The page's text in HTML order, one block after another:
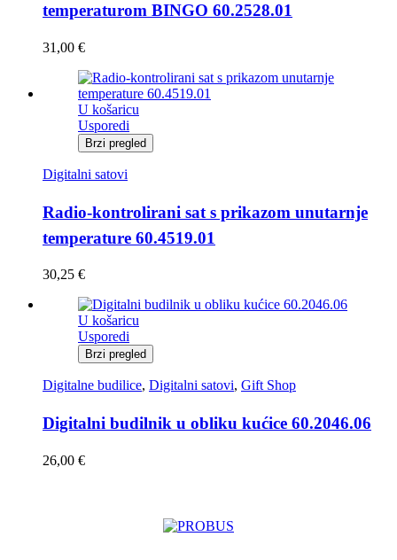
temperaturom BINGO 60.2528.01
31,00 €
U košaricu
Usporedi
Brzi pregled
Digitalni satovi
Radio-kontrolirani sat s prikazom unutarnje
temperature 60.4519.01
30,25 €
U košaricu
Usporedi
Brzi pregled
Digitalne budilice, Digitalni satovi, Gift Shop
Digitalni budilnik u obliku kućice 60.2046.06
26,00 €